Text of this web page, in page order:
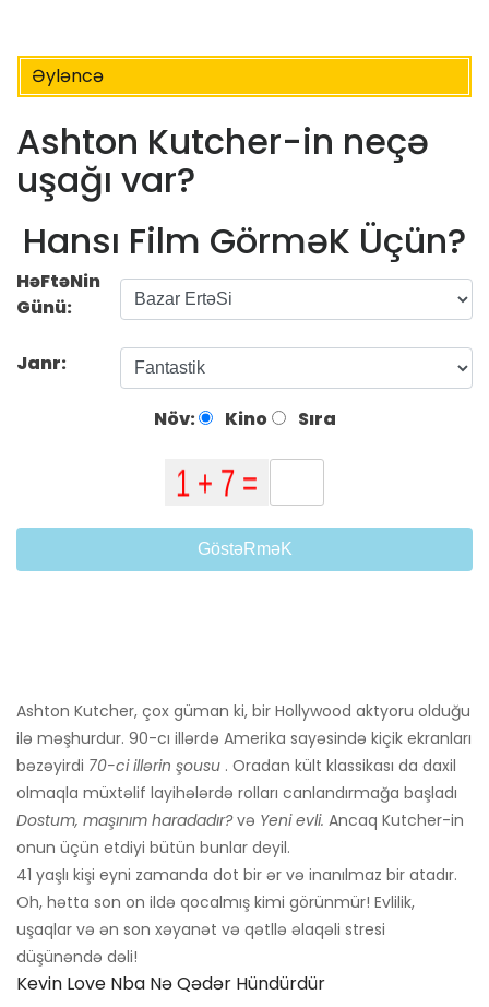
Əyləncə
Ashton Kutcher-in neçə
uşağı var?
Hansı Film GörməK Üçün?
HəFtəNin
Günü:
Janr:
Növ: Kino Sıra
GöstəRməK
Ashton Kutcher, çox güman ki, bir Hollywood aktyoru olduğu
ilə məşhurdur. 90-cı illərdə Amerika sayəsində kiçik ekranları
bəzəyirdi 70-ci illərin şousu . Oradan kült klassikası da daxil
olmaqla müxtəlif layihələrdə rolları canlandırmağa başladı
Dostum, maşınım haradadır?və Yeni evli. Ancaq Kutcher-in
onun üçün etdiyi bütün bunlar deyil.
41 yaşlı kişi eyni zamanda dot bir ər və inanılmaz bir atadır.
Oh, hətta son on ildə qocalmış kimi görünmür! Evlilik,
uşaqlar və ən son xəyanət və qətllə əlaqəli stresi
düşünəndə dəli!
Kevin Love Nba Nə Qədər Hündürdür